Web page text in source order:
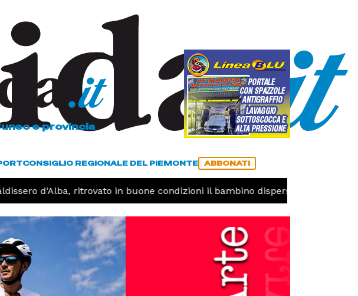
e provincia
CONSIGLIO REGIONALE DEL PIEMONTE ABBONATI
d'Alba, ritrovato in buone condizioni il bambino disperso